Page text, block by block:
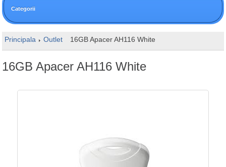
Categorii
Principala Outlet 16GB Apacer AH116 White
16GB Apacer AH116 White